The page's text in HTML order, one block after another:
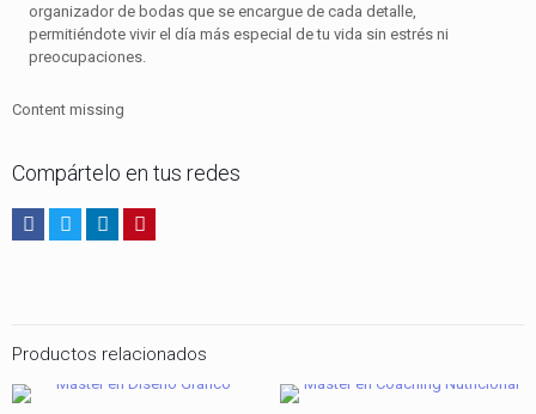
organizador de bodas que se encargue de cada detalle,
permitiéndote vivir el día más especial de tu vida sin estrés ni
preocupaciones.
Content missing
Compártelo en tus redes
Productos relacionados